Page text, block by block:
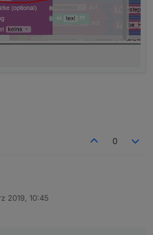
0
soll noch rolle usw....
2019, 10:45